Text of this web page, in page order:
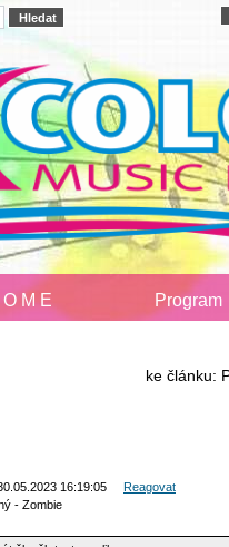
O M E Program
ke článku:
16:19:05 Reagovat
- Zombie